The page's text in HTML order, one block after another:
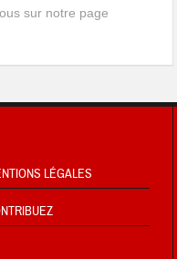
sur notre page
LÉGALES